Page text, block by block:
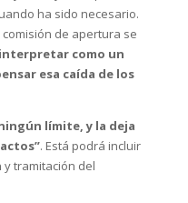
ha sido necesario.
de apertura se
como un
esa caída de los
límite, y la deja
. Está podrá incluir
y tramitación del